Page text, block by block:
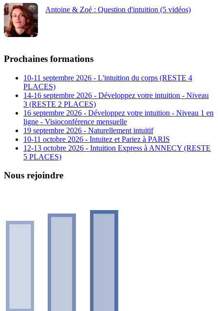
Antoine & Zoé : Question d'intuition (5 vidéos)
Prochaines formations
10-11 septembre 2026 - L'intuition du corps (RESTE 4
PLACES)
14-16 septembre 2026 - Développez votre intuition - Niveau
3 (RESTE 2 PLACES)
16 septembre 2026 - Développez votre intuition - Niveau 1 en
ligne - Visioconférence mensuelle
19 septembre 2026 - Naturellement intuitif
10-11 octobre 2026 - Intuitez et Pariez à PARIS
12-13 octobre 2026 - Intuition Express à ANNECY (RESTE
5 PLACES)
Nous rejoindre